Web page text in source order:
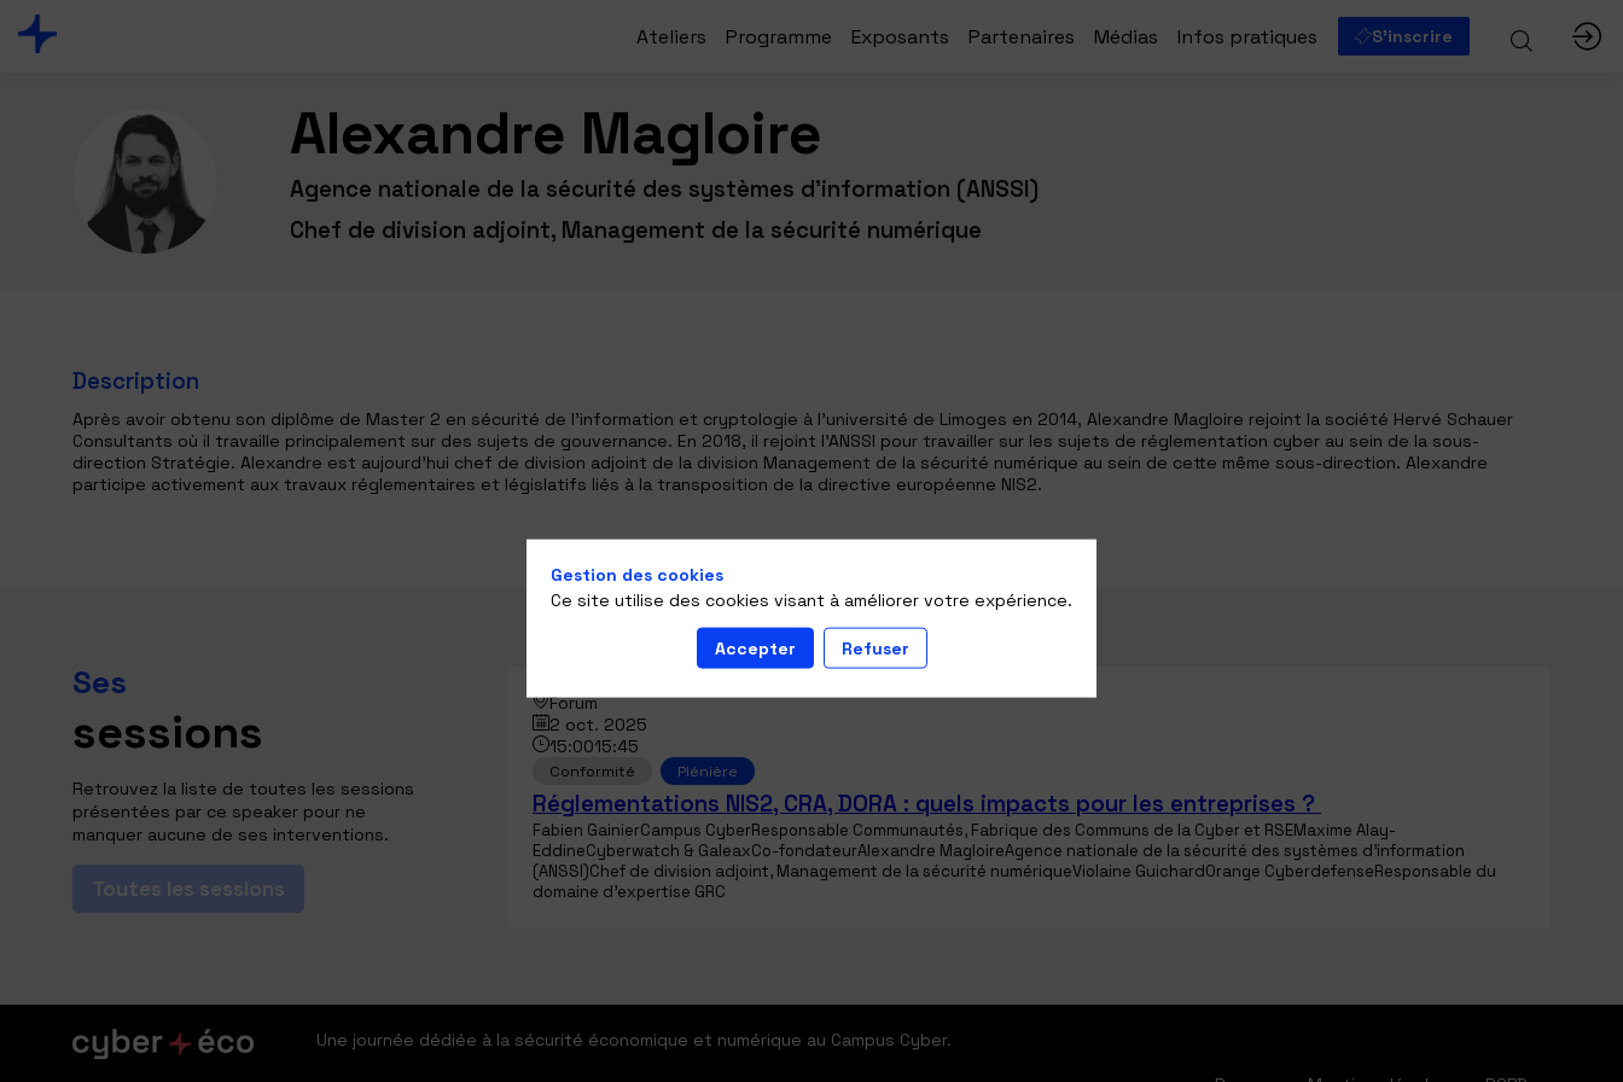
Ateliers Programme Exposants Partenaires Médias Infos pratiques S'inscrire
AM
Alexandre Magloire
Agence nationale de la sécurité des systèmes d'information (ANSSI)
Chef de division adjoint, Management de la sécurité numérique
Description
Après avoir obtenu son diplôme de Master 2 en sécurité de l’information et cryptologie à l’université de Limoges en 2014, Alexandre Magloire rejoint la société Hervé Schauer
Consultants où il travaille principalement sur des sujets de gouvernance. En 2018, il rejoint l’ANSSI pour travailler sur les sujets de réglementation cyber au sein de la sous-
direction Stratégie. Alexandre est aujourd’hui chef de division adjoint de la division Management de la sécurité numérique au sein de cette même sous-direction. Alexandre
participe activement aux travaux réglementaires et législatifs liés à la transposition de la directive européenne NIS2.
Ses
sessions
Retrouvez la liste de toutes les sessions
présentées par ce speaker pour ne
manquer aucune de ses interventions.
Toutes les sessions
Forum
2 oct. 2025
15:0015:45
Conformité Plénière
Réglementations NIS2, CRA, DORA : quels impacts pour les entreprises ?
Fabien GainierCampus CyberResponsable Communautés, Fabrique des Communs de la Cyber et RSEMaxime Alay-
EddineCyberwatch & GaleaxCo-fondateurAlexandre MagloireAgence nationale de la sécurité des systèmes d'information
(ANSSI)Chef de division adjoint, Management de la sécurité numériqueViolaine GuichardOrange CyberdefenseResponsable du
domaine d’expertise GRC
Une journée dédiée à la sécurité économique et numérique au Campus Cyber.
Gestion des cookies
Ce site utilise des cookies visant à améliorer votre expérience.
Accepter Refuser